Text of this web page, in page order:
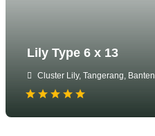
Lily Type 6 x 13
Cluster Lily, Tangerang, Banten